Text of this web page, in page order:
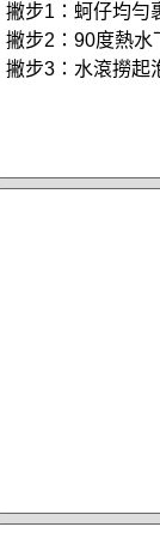
撇步1：蚵仔均勻
撇步2：90度熱水
撇步3：水滾撈起